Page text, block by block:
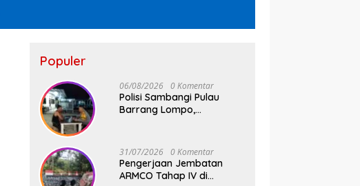
Populer
06/08/2026 0 Komentar
Polisi Sambangi Pulau
Barrang Lompo,
Warga dan Jaga
Kamtibmas
31/07/2026 0 Komentar
Pengerjaan Jembatan
ARMCO Tahap IV di